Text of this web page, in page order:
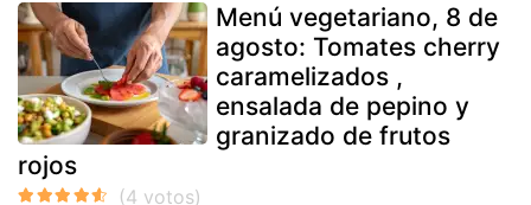
Menú vegetariano, 8 de
agosto: Tomates cherry
caramelizados ,
ensalada de pepino y
granizado de frutos
rojos